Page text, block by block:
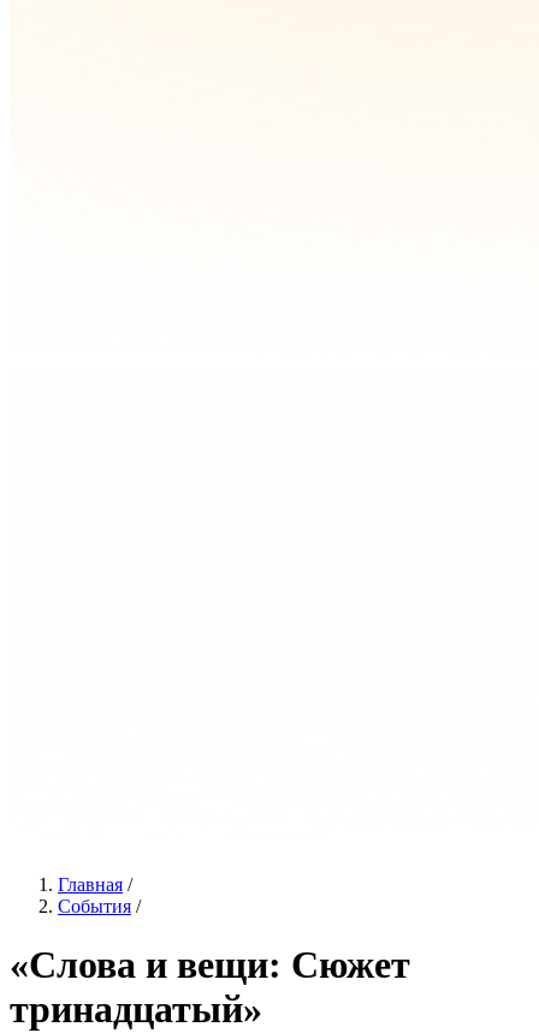
Главная /
События /
«Слова и вещи: Сюжет
тринадцатый»